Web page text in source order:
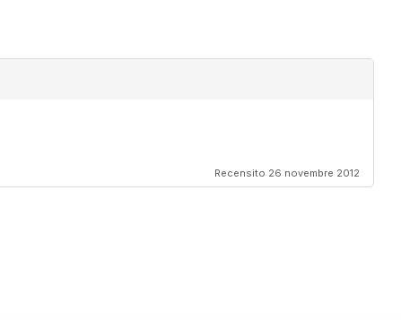
Recensito 26 novembre 2012